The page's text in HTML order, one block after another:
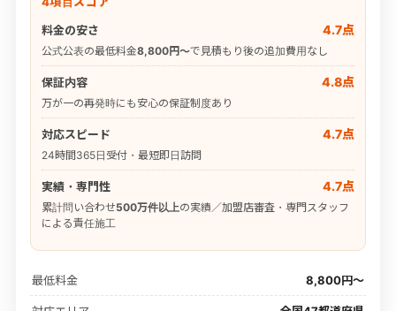
料金の安さ
4.7点
公式公表の最低料金8,800円〜で見積もり後の追加費用なし
保証内容 4.8点
万が一の再発時にも安心の保証制度あり
対応スピード 4.7点
24時間365日受付・最短即日訪問
実績・専門性 4.7点
累計問い合わせ500万件以上の実績／加盟店審査・専門スタッフ
による責任施工
最低料金 8,800円〜